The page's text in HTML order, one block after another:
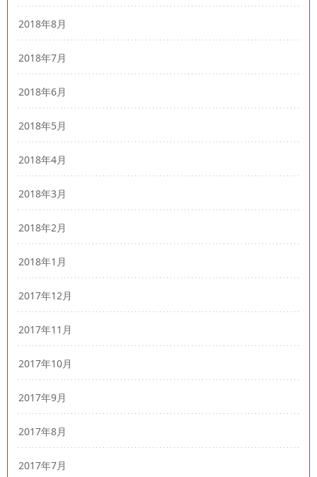
2018年8月
2018年7月
2018年6月
2018年5月
2018年4月
2018年3月
2018年2月
2018年1月
2017年12月
2017年11月
2017年10月
2017年9月
2017年8月
2017年7月